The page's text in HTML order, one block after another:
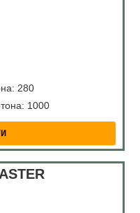
280
1000